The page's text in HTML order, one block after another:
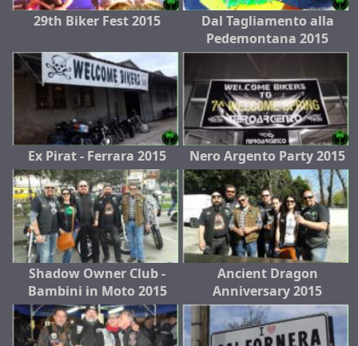
29th Biker Fest 2015
Dal Tagliamento alla
Pedemontana 2015
Ex Pirat - Ferrara 2015 Nero Argento Party 2015
Shadow Owner Club -
Bambini in Moto 2015
Ancient Dragon
Anniversary 2015